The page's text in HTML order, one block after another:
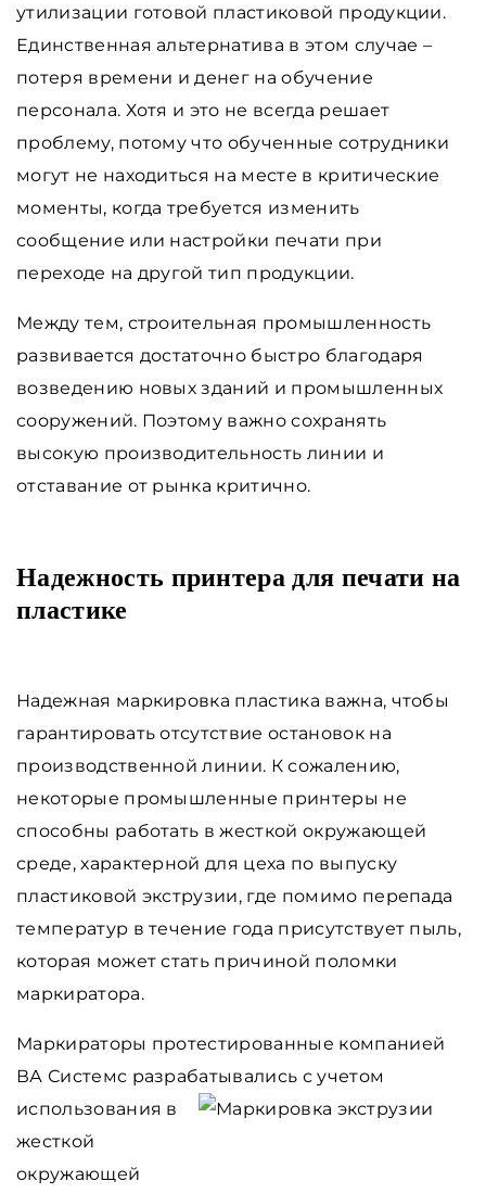
утилизации готовой пластиковой продукции.
Единственная альтернатива в этом случае –
потеря времени и денег на обучение
персонала. Хотя и это не всегда решает
проблему, потому что обученные сотрудники
могут не находиться на месте в критические
моменты, когда требуется изменить
сообщение или настройки печати при
переходе на другой тип продукции.
Между тем, строительная промышленность
развивается достаточно быстро благодаря
возведению новых зданий и промышленных
сооружений. Поэтому важно сохранять
высокую производительность линии и
отставание от рынка критично.
Надежность принтера для печати на
пластике
Надежная маркировка пластика важна, чтобы
гарантировать отсутствие остановок на
производственной линии. К сожалению,
некоторые промышленные принтеры не
способны работать в жесткой окружающей
среде, характерной для цеха по выпуску
пластиковой экструзии, где помимо перепада
температур в течение года присутствует пыль,
которая может стать причиной поломки
маркиратора.
Маркираторы протестированные компанией
ВА Системс разрабатывались с учетом
использования в
жесткой
окружающей